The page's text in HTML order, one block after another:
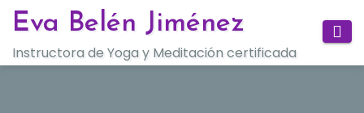
Saltar
contenido
Eva Belén Jiménez
Instructora de Yoga y Meditación certificada